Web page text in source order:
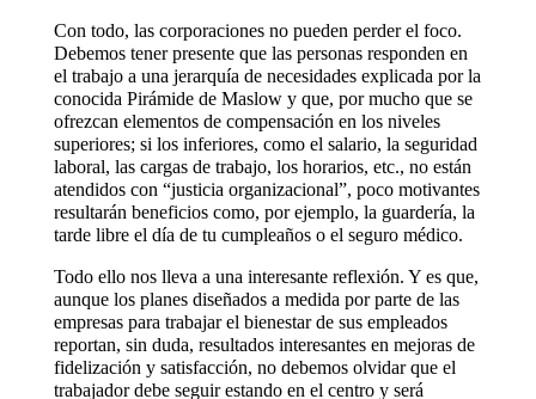
Con todo, las corporaciones no pueden perder el foco.
Debemos tener presente que las personas responden en
el trabajo a una jerarquía de necesidades explicada por la
conocida Pirámide de Maslow y que, por mucho que se
ofrezcan elementos de compensación en los niveles
superiores; si los inferiores, como el salario, la seguridad
laboral, las cargas de trabajo, los horarios, etc., no están
atendidos con “justicia organizacional”, poco motivantes
resultarán beneficios como, por ejemplo, la guardería, la
tarde libre el día de tu cumpleaños o el seguro médico.
Todo ello nos lleva a una interesante reflexión. Y es que,
aunque los planes diseñados a medida por parte de las
empresas para trabajar el bienestar de sus empleados
reportan, sin duda, resultados interesantes en mejoras de
fidelización y satisfacción, no debemos olvidar que el
trabajador debe seguir estando en el centro y será